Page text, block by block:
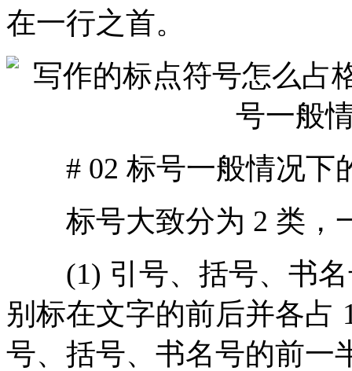
在一行之首。
# 02 标号一般情况下
标号大致分为 2 类，
(1) 引号、括号、书名
别标在文字的前后并各占
号、括号、书名号的前一